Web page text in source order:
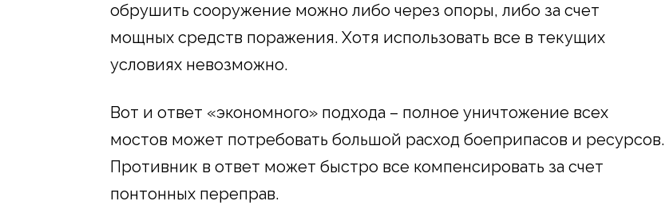
обрушить сооружение можно либо через опоры, либо за счет
мощных средств поражения. Хотя использовать все в текущих
условиях невозможно.
Вот и ответ «экономного» подхода – полное уничтожение всех
мостов может потребовать большой расход боеприпасов и ресурсов.
Противник в ответ может быстро все компенсировать за счет
понтонных переправ.